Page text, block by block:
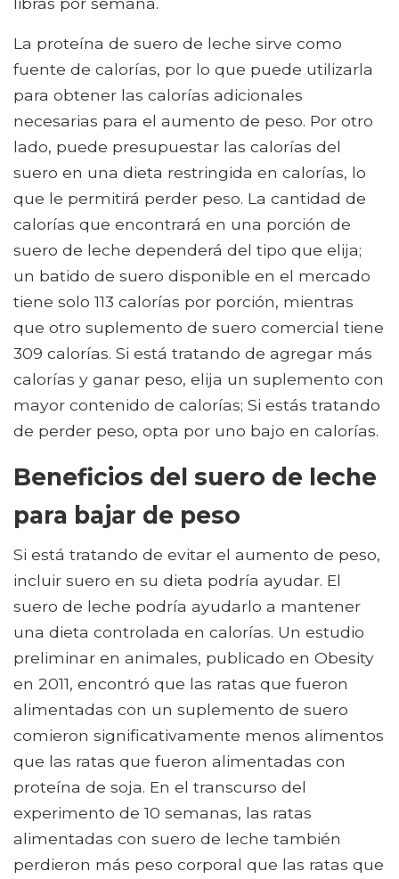
La proteína de suero de leche sirve como
fuente de calorías, por lo que puede utilizarla
para obtener las calorías adicionales
necesarias para el aumento de peso. Por otro
lado, puede presupuestar las calorías del
suero en una dieta restringida en calorías, lo
que le permitirá perder peso. La cantidad de
calorías que encontrará en una porción de
suero de leche dependerá del tipo que elija;
un batido de suero disponible en el mercado
tiene solo 113 calorías por porción, mientras
que otro suplemento de suero comercial tiene
309 calorías. Si está tratando de agregar más
calorías y ganar peso, elija un suplemento con
mayor contenido de calorías; Si estás tratando
de perder peso, opta por uno bajo en calorías.
Beneficios del suero de leche
para bajar de peso
Si está tratando de evitar el aumento de peso,
incluir suero en su dieta podría ayudar. El
suero de leche podría ayudarlo a mantener
una dieta controlada en calorías. Un estudio
preliminar en animales, publicado en Obesity
en 2011, encontró que las ratas que fueron
alimentadas con un suplemento de suero
comieron significativamente menos alimentos
que las ratas que fueron alimentadas con
proteína de soja. En el transcurso del
experimento de 10 semanas, las ratas
alimentadas con suero de leche también
perdieron más peso corporal que las ratas que